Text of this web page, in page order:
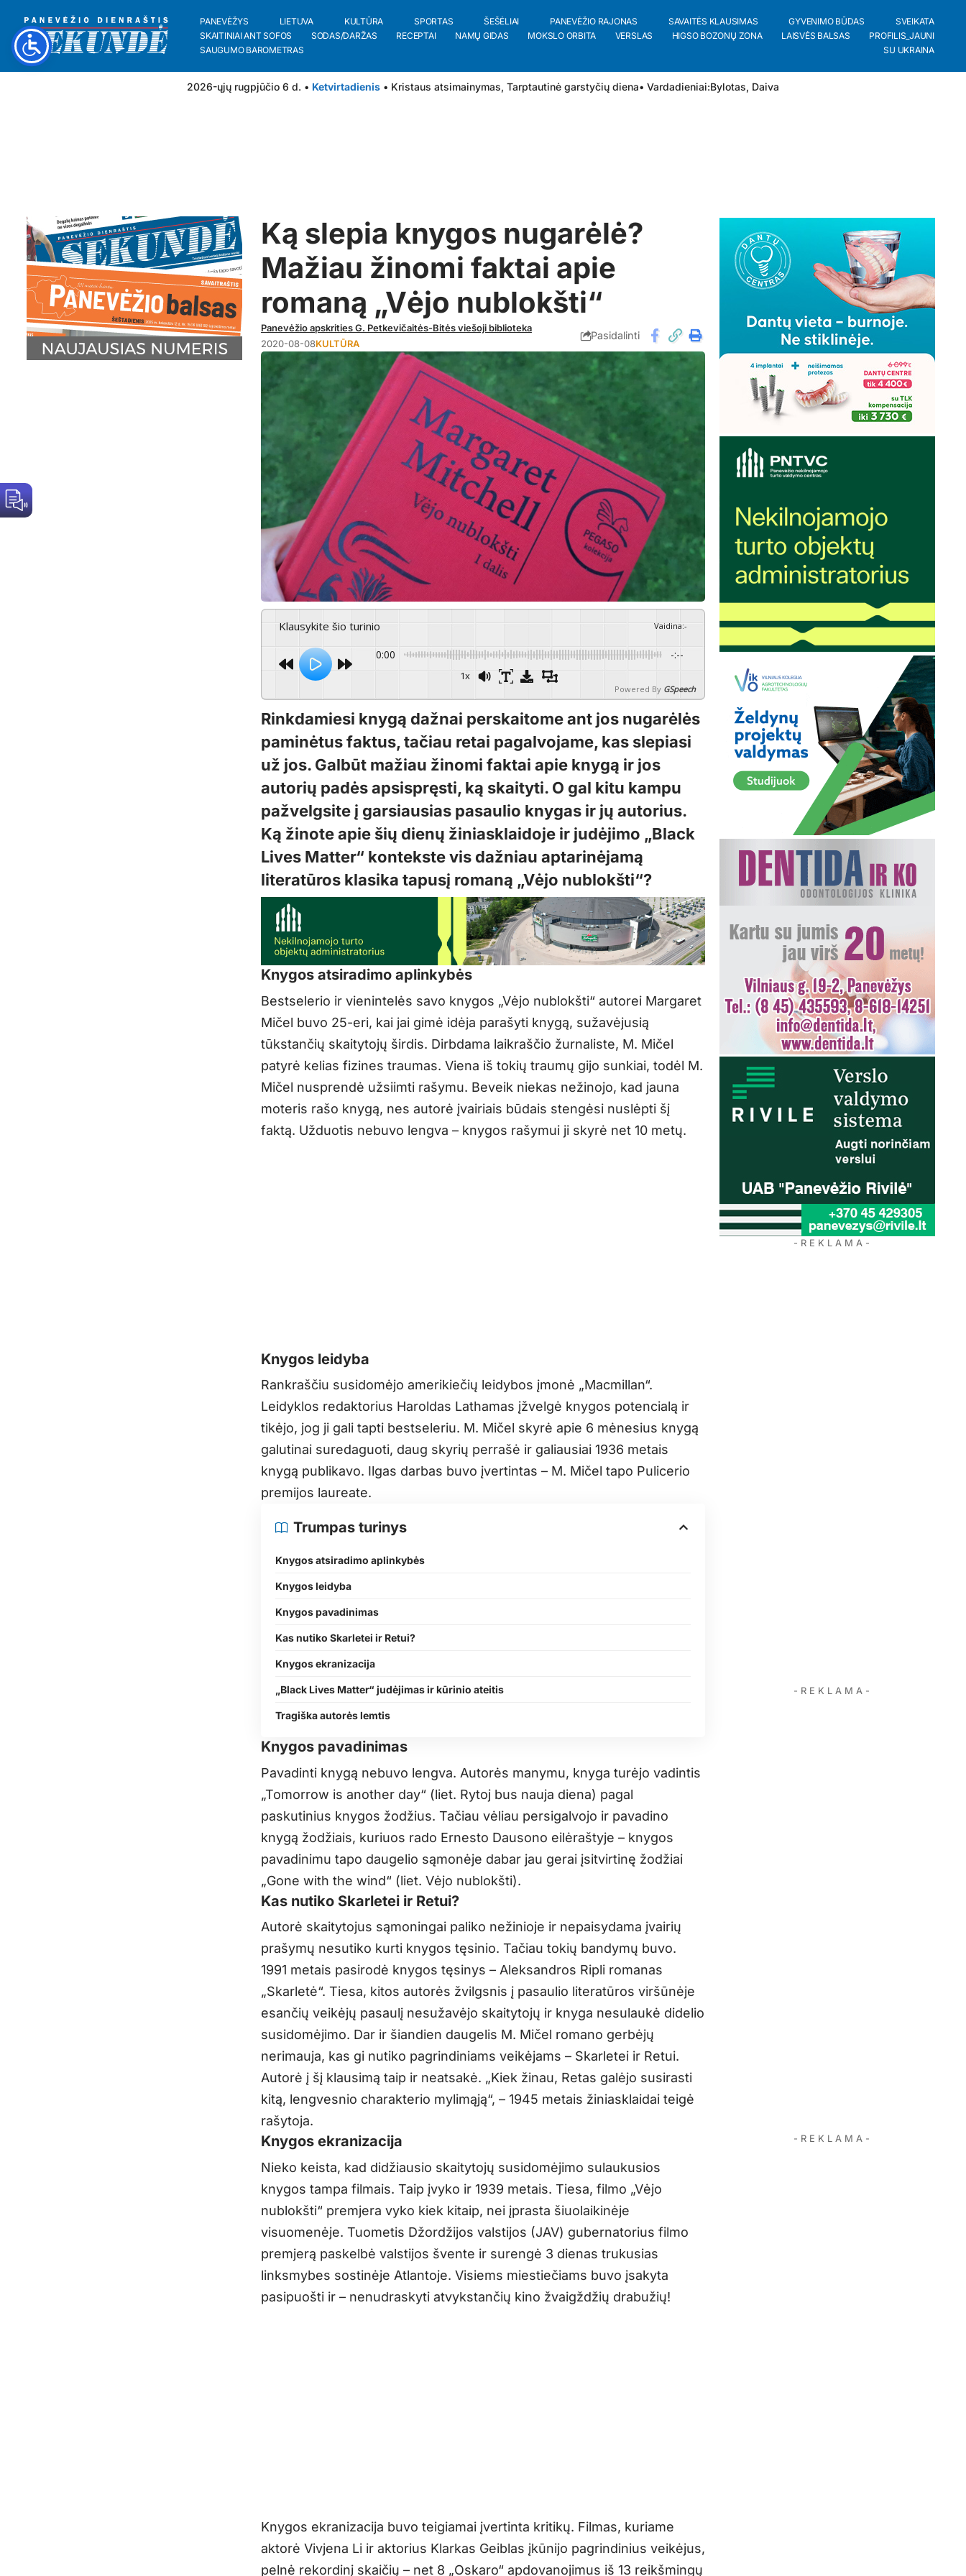
PANEVĖŽYS LIETUVA KULTŪRA SPORTAS ŠEŠĖLIAI PANEVĖŽIO RAJONAS SAVAITĖS KLAUSIMAS GYVENIMO BŪDAS
SVEIKATA
SKAITINIAI ANT SOFOS
SODAS/DARŽAS RECEPTAI NAMŲ GIDAS MOKSLO ORBITA VERSLAS HIGSO BOZONŲ ZONA LAISVĖS BALSAS
PROFILIS_JAUNI
SAUGUMO BAROMETRAS
SU UKRAINA
2026-ųjų rugpjūčio 6 d. • Ketvirtadienis • Kristaus atsimainymas, Tarptautinė garstyčių diena• Vardadieniai:Bylotas, Daiva
Ką slepia knygos nugarėlė?
Mažiau žinomi faktai apie
romaną „Vėjo nublokšti“
Panevėžio apskrities G. Petkevičaitės-Bitės viešoji biblioteka
2020-08-08KULTŪRA
Pasidalinti
Klausykite šio turinio Vaidina:-
0:00 -:--
1x
Powered By GSpeech
Rinkdamiesi knygą dažnai perskaitome ant jos nugarėlės
paminėtus faktus, tačiau retai pagalvojame, kas slepiasi
už jos. Galbūt mažiau žinomi faktai apie knygą ir jos
autorių padės apsispręsti, ką skaityti. O gal kitu kampu
pažvelgsite į garsiausias pasaulio knygas ir jų autorius.
Ką žinote apie šių dienų žiniasklaidoje ir judėjimo „Black
Lives Matter“ kontekste vis dažniau aptarinėjamą
literatūros klasika tapusį romaną „Vėjo nublokšti“?
Knygos atsiradimo aplinkybės
Bestselerio ir vienintelės savo knygos „Vėjo nublokšti“ autorei Margaret
Mičel buvo 25-eri, kai jai gimė idėja parašyti knygą, sužavėjusią
tūkstančių skaitytojų širdis. Dirbdama laikraščio žurnaliste, M. Mičel
patyrė kelias fizines traumas. Viena iš tokių traumų gijo sunkiai, todėl M.
Mičel nusprendė užsiimti rašymu. Beveik niekas nežinojo, kad jauna
moteris rašo knygą, nes autorė įvairiais būdais stengėsi nuslėpti šį
faktą. Užduotis nebuvo lengva – knygos rašymui ji skyrė net 10 metų.
Knygos leidyba
Rankraščiu susidomėjo amerikiečių leidybos įmonė „Macmillan“.
Leidyklos redaktorius Haroldas Lathamas įžvelgė knygos potencialą ir
tikėjo, jog ji gali tapti bestseleriu. M. Mičel skyrė apie 6 mėnesius knygą
galutinai suredaguoti, daug skyrių perrašė ir galiausiai 1936 metais
knygą publikavo. Ilgas darbas buvo įvertintas – M. Mičel tapo Pulicerio
premijos laureate.
Trumpas turinys
Knygos atsiradimo aplinkybės
Knygos leidyba
Knygos pavadinimas
Kas nutiko Skarletei ir Retui?
Knygos ekranizacija
„Black Lives Matter“ judėjimas ir kūrinio ateitis
Tragiška autorės lemtis
Knygos pavadinimas
Pavadinti knygą nebuvo lengva. Autorės manymu, knyga turėjo vadintis
„Tomorrow is another day“ (liet. Rytoj bus nauja diena) pagal
paskutinius knygos žodžius. Tačiau vėliau persigalvojo ir pavadino
knygą žodžiais, kuriuos rado Ernesto Dausono eilėraštyje – knygos
pavadinimu tapo daugelio sąmonėje dabar jau gerai įsitvirtinę žodžiai
„Gone with the wind“ (liet. Vėjo nublokšti).
Kas nutiko Skarletei ir Retui?
Autorė skaitytojus sąmoningai paliko nežinioje ir nepaisydama įvairių
prašymų nesutiko kurti knygos tęsinio. Tačiau tokių bandymų buvo.
1991 metais pasirodė knygos tęsinys – Aleksandros Ripli romanas
„Skarletė“. Tiesa, kitos autorės žvilgsnis į pasaulio literatūros viršūnėje
esančių veikėjų pasaulį nesužavėjo skaitytojų ir knyga nesulaukė didelio
susidomėjimo. Dar ir šiandien daugelis M. Mičel romano gerbėjų
nerimauja, kas gi nutiko pagrindiniams veikėjams – Skarletei ir Retui.
Autorė į šį klausimą taip ir neatsakė. „Kiek žinau, Retas galėjo susirasti
kitą, lengvesnio charakterio mylimąją“, – 1945 metais žiniasklaidai teigė
rašytoja.
Knygos ekranizacija
Nieko keista, kad didžiausio skaitytojų susidomėjimo sulaukusios
knygos tampa filmais. Taip įvyko ir 1939 metais. Tiesa, filmo „Vėjo
nublokšti“ premjera vyko kiek kitaip, nei įprasta šiuolaikinėje
visuomenėje. Tuometis Džordžijos valstijos (JAV) gubernatorius filmo
premjerą paskelbė valstijos švente ir surengė 3 dienas trukusias
linksmybes sostinėje Atlantoje. Visiems miestiečiams buvo įsakyta
pasipuošti ir – nenudraskyti atvykstančių kino žvaigždžių drabužių!
Knygos ekranizacija buvo teigiamai įvertinta kritikų. Filmas, kuriame
aktorė Vivjena Li ir aktorius Klarkas Geiblas įkūnijo pagrindinius veikėjus,
pelnė rekordinį skaičių – net 8 „Oskaro“ apdovanojimus iš 13 reikšmingų
- R E K L A M A -
- R E K L A M A -
- R E K L A M A -